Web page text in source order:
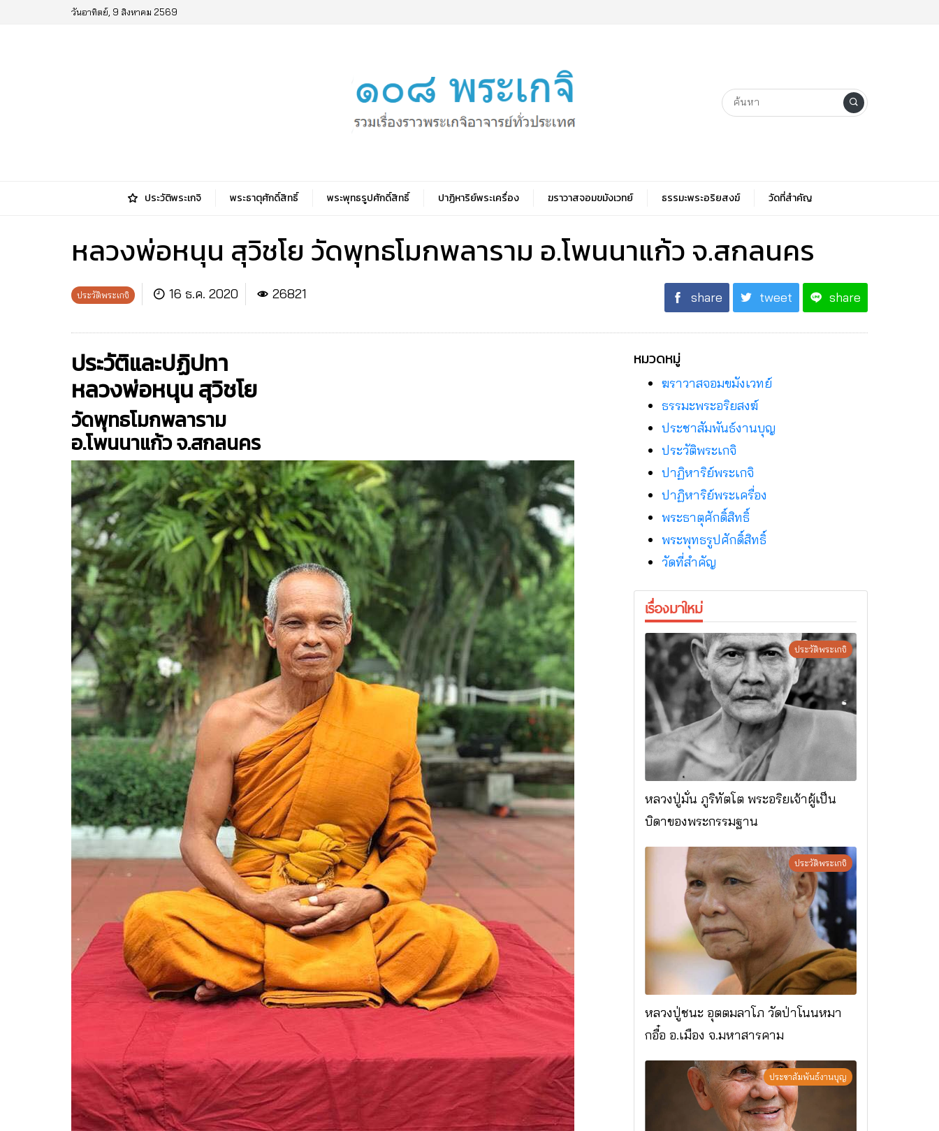
วันอาทิตย์, 9 สิงหาคม 2569
ประวัติพระเกจิ พระธาตุศักดิ์สิทธิ์ พระพุทธรูปศักดิ์สิทธิ์ ปาฏิหาริย์พระเครื่อง ฆราวาสจอมขมังเวทย์ ธรรมะพระอริยสงฆ์ วัดที่สําคัญ
หลวงพ่อหนุน สุวิชโย วัดพุทธโมกพลาราม อ.โพนนาแก้ว จ.สกลนคร
ประวัติพระเกจิ 16 ธ.ค. 2020 26821 share tweet share
ประวัติและปฏิปทา
หลวงพ่อหนุน สุวิชโย
วัดพุทธโมกพลาราม
อ.โพนนาแก้ว จ.สกลนคร
หมวดหมู่
ฆราวาสจอมขมังเวทย์
ธรรมะพระอริยสงฆ์
ประชาสัมพันธ์งานบุญ
ประวัติพระเกจิ
ปาฏิหาริย์พระเกจิ
ปาฏิหาริย์พระเครื่อง
พระธาตุศักดิ์สิทธิ์
พระพุทธรูปศักดิ์สิทธิ์
วัดที่สําคัญ
เรื่องมาใหม่
ประวัติพระเกจิ
หลวงปู่มั่น ภูริทัตโต พระอริยเจ้าผู้เป็น
บิดาของพระกรรมฐาน
ประวัติพระเกจิ
หลวงปู่ชนะ อุตตมลาโภ วัดป่าโนนหมา
กอื๋อ อ.เมือง จ.มหาสารคาม
ประชาสัมพันธ์งานบุญ